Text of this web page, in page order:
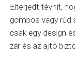
Elterjedt tévhit,
gombos vagy rúd
csak egy design
zár és az ajtó